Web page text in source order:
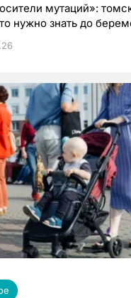
мутаций»:
нужно знать до